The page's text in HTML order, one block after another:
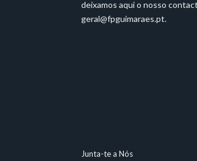
deixamos aqui o nosso
geral@fpguimaraes.pt.
Junta-te a Nós